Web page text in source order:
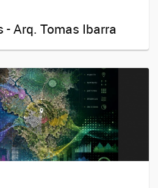
- Arq. Tomas Ibarra